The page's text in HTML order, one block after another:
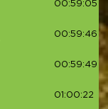
00:59:05
00:59:46
00:59:49
01:00:22